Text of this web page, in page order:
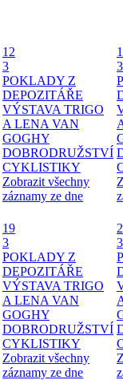
12
3
POKLADY Z
DEPOZITÁŘE
VÝSTAVA TRIGO
A LENA VAN
GOGHY
DOBRODRUŽSTVÍ
CYKLISTIKY
Zobrazit všechny
záznamy ze dne
3
19
3
POKLADY Z
DEPOZITÁŘE
VÝSTAVA TRIGO
A LENA VAN
GOGHY
DOBRODRUŽSTVÍ
CYKLISTIKY
Zobrazit všechny
záznamy ze dne
3